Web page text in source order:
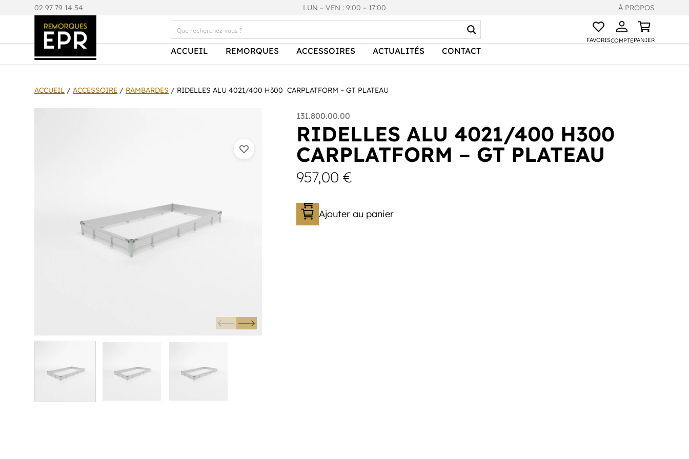
02 97 79 14 54 LUN – VEN : 9:00 – 17:00 À PROPOS
ACCUEIL REMORQUES ACCESSOIRES ACTUALITÉS CONTACT
FAVORISCOMPTEPANIER
ACCUEIL /ACCESSOIRE / RAMBARDES / RIDELLES ALU 4021/400 H300 CARPLATFORM – GT PLATEAU
131.800.00.00
RIDELLES ALU 4021/400 H300
CARPLATFORM – GT PLATEAU
957,00 €
Ajouter au panier